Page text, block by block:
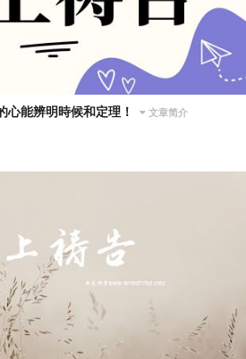
心能辨明時候和定理！ 文章简介